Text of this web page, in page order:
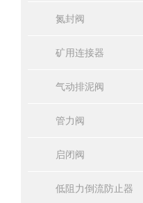
氮封阀
矿用连接器
气动排泥阀
管力阀
启闭阀
低阻力倒流防止器